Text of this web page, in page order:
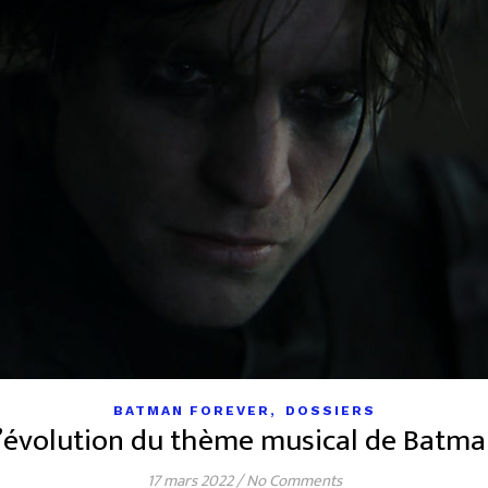
BATMAN FOREVER , DOSSIERS
du thème musical de
17 mars 2022/No Comments